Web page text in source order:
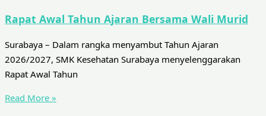
Rapat Awal Tahun Ajaran Bersama Wali Murid
Surabaya – Dalam rangka menyambut Tahun Ajaran
2026/2027, SMK Kesehatan Surabaya menyelenggarakan
Rapat Awal Tahun
Read More »